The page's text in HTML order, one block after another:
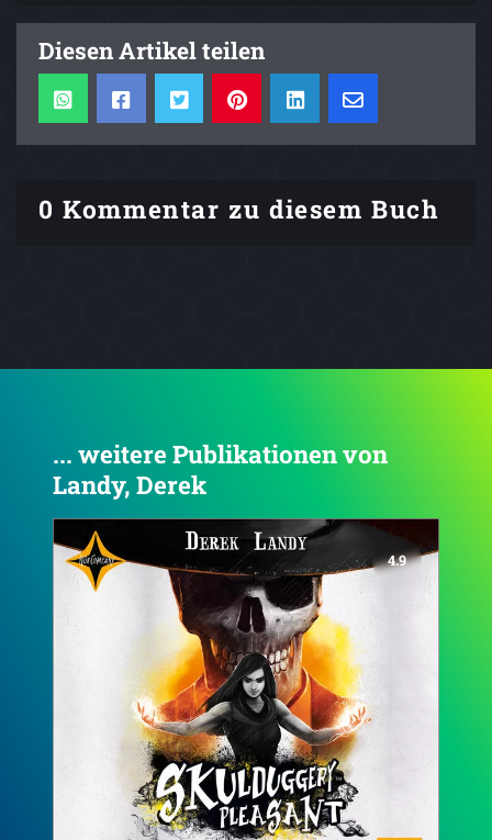
Diesen Artikel teilen
0 Kommentar zu diesem Buch
... weitere Publikationen von
Landy, Derek
4.8